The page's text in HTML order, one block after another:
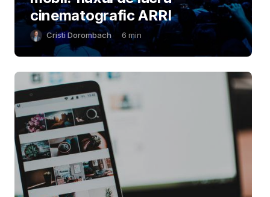
cinematografic ARRI
Cristi Dorombach 6 min